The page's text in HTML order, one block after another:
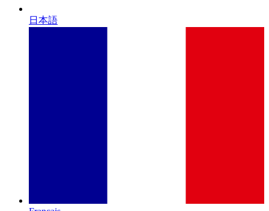
日本語